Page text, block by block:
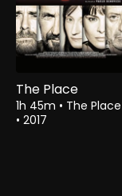
The Place
1h 45m • The Place
• 2017